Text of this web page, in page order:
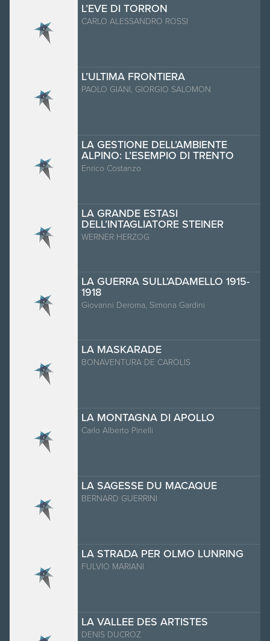
L’EVE DI TORRON
CARLO ALESSANDRO ROSSI
L’ULTIMA FRONTIERA
PAOLO GIANI, GIORGIO SALOMON
LA GESTIONE DELL’AMBIENTE
ALPINO: L’ESEMPIO DI TRENTO
Enrico Costanzo
LA GRANDE ESTASI
DELL’INTAGLIATORE STEINER
WERNER HERZOG
LA GUERRA SULL’ADAMELLO 1915-
1918
Giovanni Deroma, Simona Gardini
LA MASKARADE
BONAVENTURA DE CAROLIS
LA MONTAGNA DI APOLLO
Carlo Alberto Pinelli
LA SAGESSE DU MACAQUE
BERNARD GUERRINI
LA STRADA PER OLMO LUNRING
FULVIO MARIANI
LA VALLEE DES ARTISTES
DENIS DUCROZ